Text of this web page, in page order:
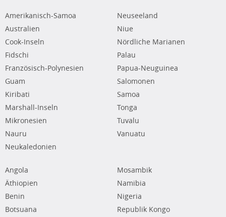
Amerikanisch-Samoa
Australien
Cook-Inseln
Fidschi
Französisch-Polynesien
Guam
Kiribati
Marshall-Inseln
Mikronesien
Nauru
Neukaledonien
Neuseeland
Niue
Nördliche Marianen
Palau
Papua-Neuguinea
Salomonen
Samoa
Tonga
Tuvalu
Vanuatu
Angola
Äthiopien
Benin
Botsuana
Mosambik
Namibia
Nigeria
Republik Kongo